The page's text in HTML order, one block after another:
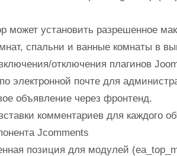
может установить разрешенное
спальни и ванные комнаты в
отключения плагинов
электронной почте для
объявление через фронтенд.
комментариев для каждого
Jcomments
позиция для модулей